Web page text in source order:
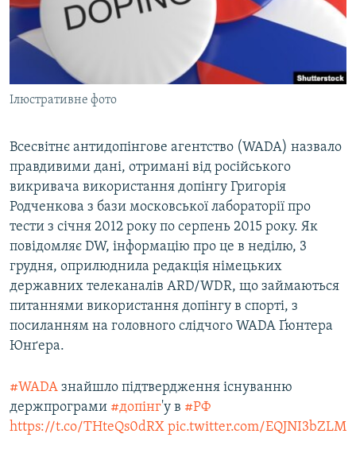
ВІДЕОУРОКИ «ELIFBE»
СВІДЧЕННЯ ОКУПАЦІЇ
УКРАЇНСЬКА ПРОБЛЕМА КРИМУ
ІНФОГРАФІКА
Русский
Qırımtatar
ДОЛУЧАЙСЯ!
Ілюстративне фото
Всесвітнє антидопінгове агентство (WADA) назвало
правдивими дані, отримані від російського
викривача використання допінгу Григорія
Родченкова з бази московської лабораторії про
тести з січня 2012 року по серпень 2015 року. Як
повідомляє DW, інформацію про це в неділю, 3
грудня, оприлюднила редакція німецьких
державних телеканалів ARD/WDR, що займаються
питаннями використання допінгу в спорті, з
посиланням на головного слідчого WADA Ґюнтера
Юнґера.
#WADA знайшло підтвердження існуванню
держпрограми #допінг'у в #РФ
https://t.co/THteQs0dRX pic.twitter.com/EQJNI3bZLM